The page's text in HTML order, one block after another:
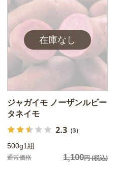
ジャガイモ ノーザンルビー
タネイモ
2.3（3）
500g1組
通常価格 1,100円(税込)